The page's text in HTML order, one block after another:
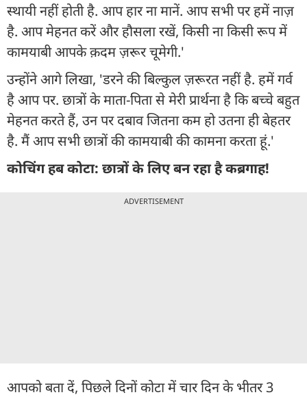
स्थायी नहीं होती है. आप हार ना मानें. आप सभी पर हमें नाज़
है. आप मेहनत करें और हौसला रखें, किसी ना किसी रूप में
कामयाबी आपके क़दम ज़रूर चूमेगी.'
उन्होंने आगे लिखा, 'डरने की बिल्कुल ज़रूरत नहीं है. हमें गर्व
है आप पर. छात्रों के माता-पिता से मेरी प्रार्थना है कि बच्चे बहुत
मेहनत करते हैं, उन पर दबाव जितना कम हो उतना ही बेहतर
है. मैं आप सभी छात्रों की कामयाबी की कामना करता हूं.'
कोचिंग हब कोटा: छात्रों के लिए बन रहा है कब्रगाह!
ADVERTISEMENT
आपको बता दें, पिछले दिनों कोटा में चार दिन के भीतर 3